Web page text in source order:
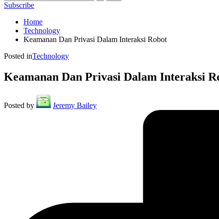
Subscribe
Home
Technology
Keamanan Dan Privasi Dalam Interaksi Robot
Posted inTechnology
Keamanan Dan Privasi Dalam Interaksi
Posted by Jeremy Bailey